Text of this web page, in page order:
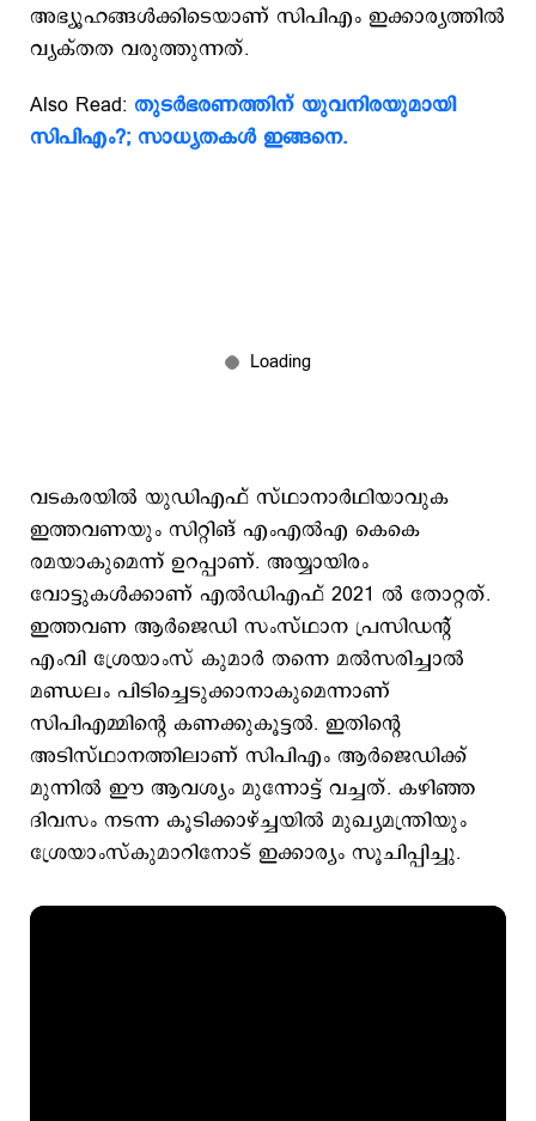
അഭ്യൂഹങ്ങള്‍ക്കിടെയാണ് സിപിഎം ഇക്കാര്യത്തില്‍
വ്യക്തത വരുത്തുന്നത്.
Also Read: തുടര്‍ഭരണത്തിന് യുവനിരയുമായി
സിപിഎം?; സാധ്യതകൾ ഇങ്ങനെ.
വടകരയില്‍ യുഡിഎഫ് സ്ഥാനാര്‍ഥിയാവുക
ഇത്തവണയും സിറ്റിങ് എംഎല്‍എ കെകെ
രമയാകുമെന്ന് ഉറപ്പാണ്. അയ്യായിരം
വോട്ടുകള്‍ക്കാണ് എല്‍ഡിഎഫ് 2021 ല്‍ തോറ്റത്.
ഇത്തവണ ആര്‍ജെഡി സംസ്ഥാന പ്രസിഡന്‍റ്
എംവി ശ്രേയാംസ് കുമാര്‍ തന്നെ മല്‍സരിച്ചാല്‍
മണ്ഡലം പിടിച്ചെടുക്കാനാകുമെന്നാണ്
സിപിഎമ്മിന്‍റെ കണക്കുകൂട്ടല്‍. ഇതിന്‍റെ
അടിസ്ഥാനത്തിലാണ് സിപിഎം ആര്‍ജെഡിക്ക്
മുന്നില്‍ ഈ ആവശ്യം മുന്നോട്ട് വച്ചത്. കഴിഞ്ഞ
ദിവസം നടന്ന കൂടിക്കാഴ്ച്ചയില്‍ മുഖ്യമന്ത്രിയും
ശ്രേയാംസ്കുമാറിനോട് ഇക്കാര്യം സൂചിപ്പിച്ചു.